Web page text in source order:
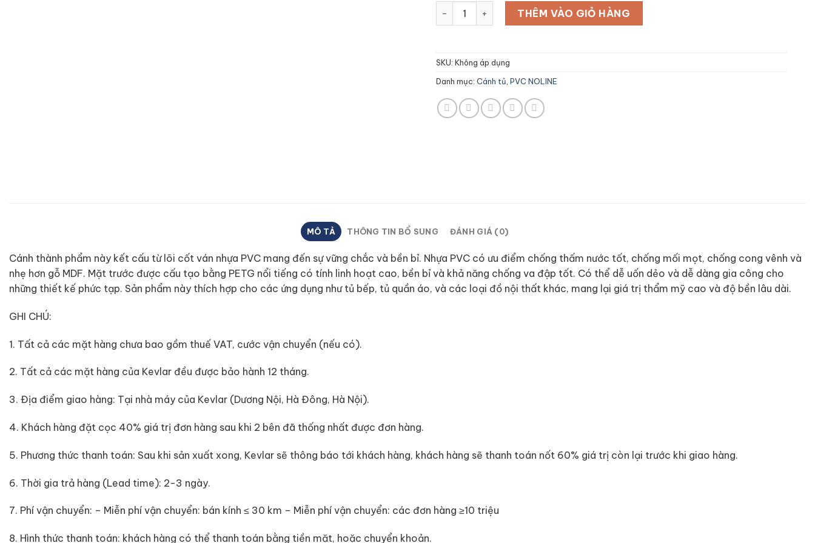
Cánh tủ cốt PVC + Bề mặt PETG (0.25mm) NOLINE số lượng
THÊM VÀO GIỎ HÀNG
SKU:Không áp dụng
Danh mục:Cánh tủ ,PVC NOLINE
MÔ TẢ THÔNG TIN BỔ SUNG ĐÁNH GIÁ (0)
Cánh thành phẩm này kết cấu từ lõi cốt ván nhựa PVC mang đến sự vững chắc và bền bỉ. Nhựa PVC có ưu điểm chống thấm nước tốt, chống mối mọt, chống cong vênh và
nhẹ hơn gỗ MDF. Mặt trước được cấu tạo bằng PETG nổi tiếng có tính linh hoạt cao, bền bỉ và khả năng chống va đập tốt. Có thể dễ uốn dẻo và dễ dàng gia công cho
những thiết kế phức tạp. Sản phẩm này thích hợp cho các ứng dụng như tủ bếp, tủ quần áo, và các loại đồ nội thất khác, mang lại giá trị thẩm mỹ cao và độ bền lâu dài.
GHI CHÚ:
1. Tất cả các mặt hàng chưa bao gồm thuế VAT, cước vận chuyển (nếu có).
2. Tất cả các mặt hàng của Kevlar đều được bảo hành 12 tháng.
3. Địa điểm giao hàng: Tại nhà máy của Kevlar (Dương Nội, Hà Đông, Hà Nội).
4. Khách hàng đặt cọc 40% giá trị đơn hàng sau khi 2 bên đã thống nhất được đơn hàng.
5. Phương thức thanh toán: Sau khi sản xuất xong, Kevlar sẽ thông báo tới khách hàng, khách hàng sẽ thanh toán nốt 60% giá trị còn lại trước khi giao hàng.
6. Thời gia trả hàng (Lead time): 2-3 ngày.
7. Phí vận chuyển: – Miễn phí vận chuyển: bán kính ≤ 30 km – Miễn phí vận chuyển: các đơn hàng ≥10 triệu
8. Hình thức thanh toán: khách hàng có thể thanh toán bằng tiền mặt, hoặc chuyển khoản.